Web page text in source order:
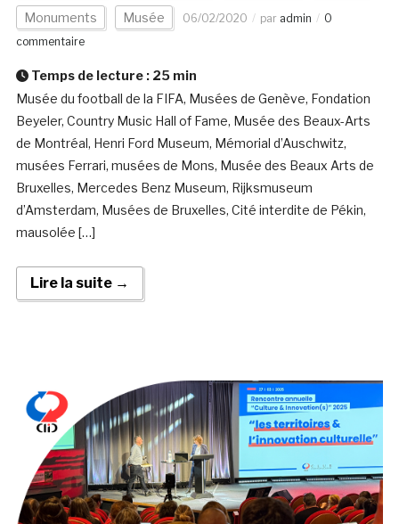
Monuments Musée 06/02/2020 par admin
0
commentaire
Temps de lecture : 25 min
Musée du football de la FIFA, Musées de Genève, Fondation
Beyeler, Country Music Hall of Fame, Musée des Beaux-Arts
de Montréal, Henri Ford Museum, Mémorial d’Auschwitz,
musées Ferrari, musées de Mons, Musée des Beaux Arts de
Bruxelles, Mercedes Benz Museum, Rijksmuseum
d’Amsterdam, Musées de Bruxelles, Cité interdite de Pékin,
mausolée […]
Lire la suite →